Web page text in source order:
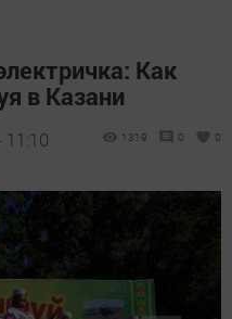
Как
в Казани
1319 0 0